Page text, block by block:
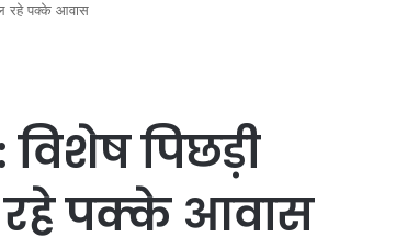
रहे पक्के आवास
पिछड़ी
रहे पक्के आवास